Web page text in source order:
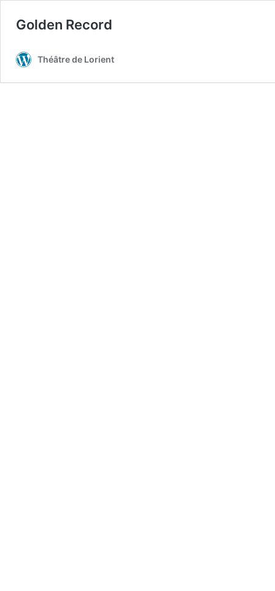
Golden Record
Théâtre de Lorient